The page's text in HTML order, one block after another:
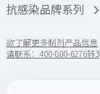
抗感染品牌系列 
欲了解更多制剂产品信息
请联系：400-800-6276转3